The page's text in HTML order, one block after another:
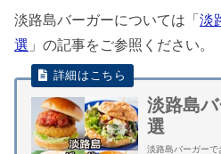
淡路島バーガーについては「 淡
選 」の記事をご参照ください。
淡路島
選
淡路島バーガーで